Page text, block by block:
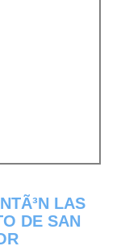
LAS
DE SAN